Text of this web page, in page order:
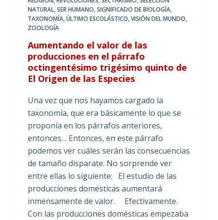
NATURAL,SER HUMANO,SIGNIFICADO DE BIOLOGÍA,
TAXONOMÍA,ÚLTIMO ESCOLÁSTICO,VISIÓN DEL MUNDO,
ZOOLOGÍA
Aumentando el valor de las
producciones en el párrafo
octingentésimo trigésimo quinto de
El Origen de las Especies
Una vez que nos hayamos cargado la
taxonomía, que era básicamente lo que se
proponía en los párrafos anteriores,
entonces… Entonces, en este párrafo
podemos ver cuáles serán las consecuencias
de tamaño disparate. No sorprende ver
entre ellas lo siguiente: El estudio de las
producciones domésticas aumentará
inmensamente de valor. Efectivamente.
Con las producciones domésticas empezaba